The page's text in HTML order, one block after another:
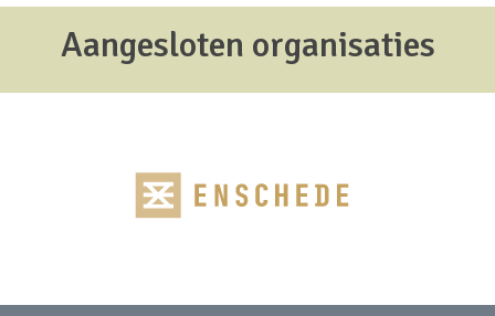
Aangesloten organisaties